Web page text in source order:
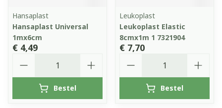
Hansaplast
Hansaplast Universal
1mx6cm
€ 4,49
Bestel
Leukoplast
Leukoplast Elastic
8cmx1m 1 7321904
€ 7,70
Bestel